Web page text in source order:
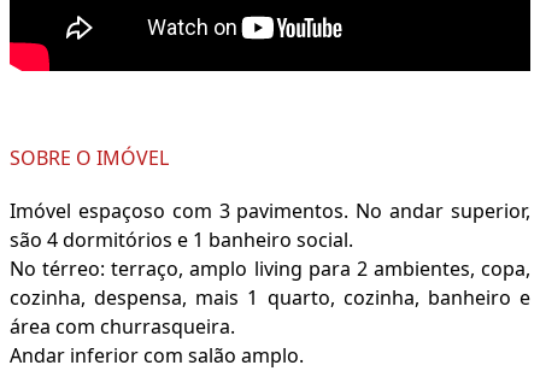
SOBRE O IMÓVEL
Imóvel espaçoso com 3 pavimentos. No andar superior,
são 4 dormitórios e 1 banheiro social.
No térreo: terraço, amplo living para 2 ambientes, copa,
cozinha, despensa, mais 1 quarto, cozinha, banheiro e
área com churrasqueira.
Andar inferior com salão amplo.